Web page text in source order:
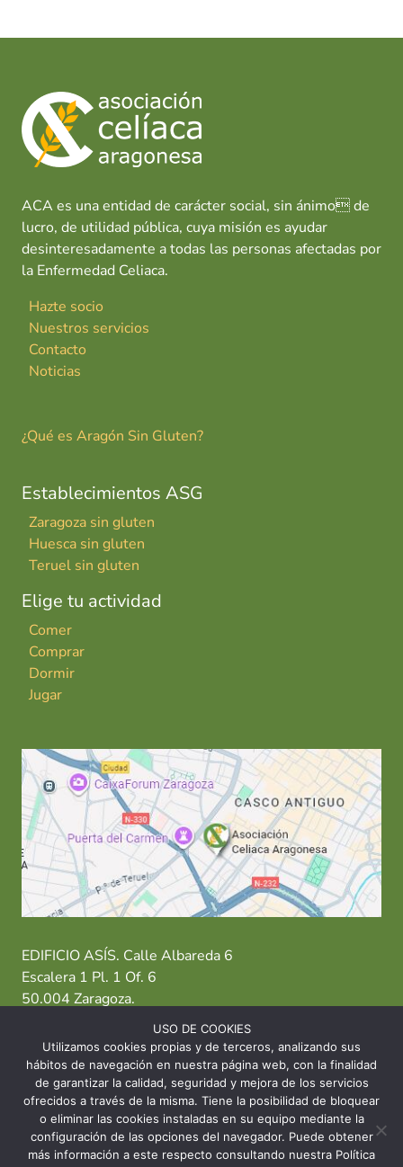
ACA es una entidad de carácter social, sin ánimo de
lucro, de utilidad pública, cuya misión es ayudar
desinteresadamente a todas las personas afectadas por
la Enfermedad Celiaca.
Hazte socio
Nuestros servicios
Contacto
Noticias
¿Qué es Aragón Sin Gluten?
Establecimientos ASG
Zaragoza sin gluten
Huesca sin gluten
Teruel sin gluten
Elige tu actividad
Comer
Comprar
Dormir
Jugar
EDIFICIO ASÍS. Calle Albareda 6
Escalera 1 Pl. 1 Of. 6
50.004 Zaragoza.
T: 976 484 949 M: 635 638 563
Sede Zaragoza·Sede Huesca· Sede Teruel
USO DE COOKIES
Utilizamos cookies propias y de terceros, analizando sus
hábitos de navegación en nuestra página web, con la finalidad
de garantizar la calidad, seguridad y mejora de los servicios
ofrecidos a través de la misma. Tiene la posibilidad de bloquear
o eliminar las cookies instaladas en su equipo mediante la
configuración de las opciones del navegador. Puede obtener
más información a este respecto consultando nuestra Política